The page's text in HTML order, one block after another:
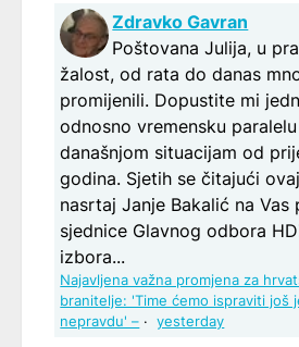
Zdravko Gavran
Poštovana Julija, u
žalost, od rata do danas
promijenili. Dopustite mi
odnosno vremensku
današnjom situacijam od
godina. Sjetih se čitajući
nasrtaj Janje Bakalić na Vas
sjednice Glavnog odbora
izbora...
Najavljena važna promjena za
branitelje: 'Time ćemo ispraviti još
nepravdu' – ·yesterday